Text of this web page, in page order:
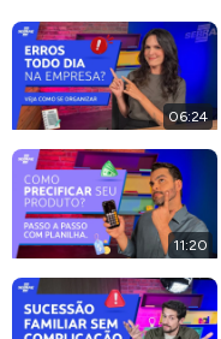
06:24
11:20